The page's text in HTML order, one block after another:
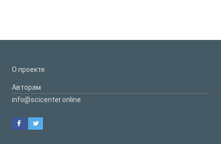
О проекте
Авторам
info@scicenter.online